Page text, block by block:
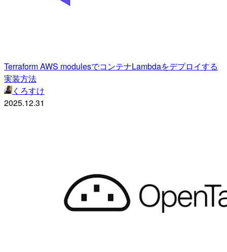
Terraform AWS modulesでコンテナLambdaをデプロイする
実装方法
くろすけ
2025.12.31